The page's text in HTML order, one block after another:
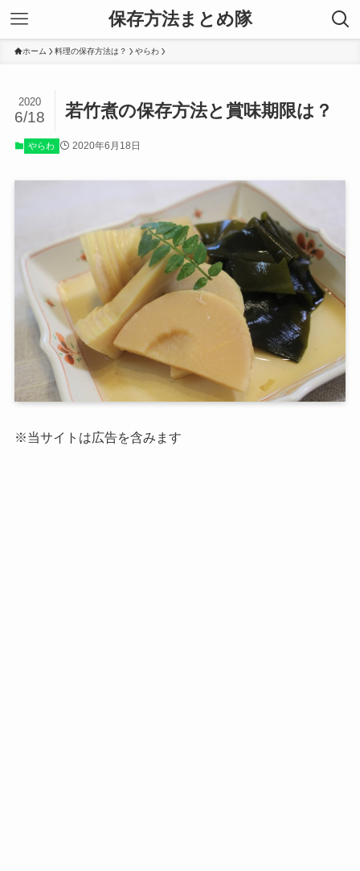
保存方法まとめ隊
ホーム 料理の保存方法は？ やらわ
若竹煮の保存方法と賞味期限は？
2020
6/18
やらわ 2020年6月18日
※当サイトは広告を含みます